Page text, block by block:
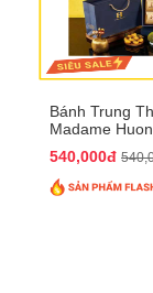
Bánh Trung
Madame
540,000đ